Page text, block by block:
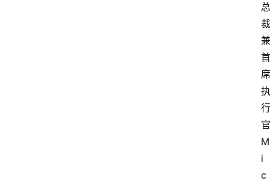
总
裁
兼
首
席
执
行
官
M
i
c